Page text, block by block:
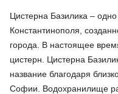
Цистерна Базилика –
Константинополя,
города. В настоящее
цистерн. Цистерна
название благодаря
Софии. Водохранилище